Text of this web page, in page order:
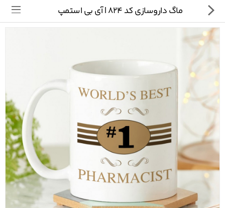
ماگ داروسازی کد 824 | آی بی استمپ
تی شرت
ماگ
پیکسل
سایر محصولات
پیج ما در اینستاگرام سوالات متداول